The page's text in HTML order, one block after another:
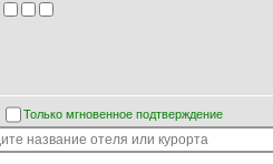
Только мгновенное подтверждение